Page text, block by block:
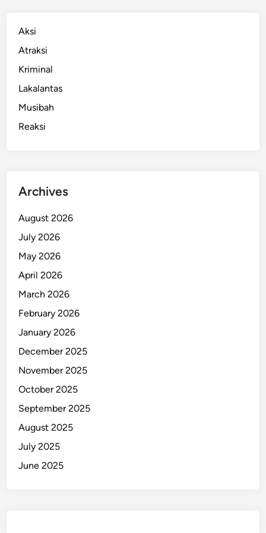
Aksi
Atraksi
Kriminal
Lakalantas
Musibah
Reaksi
Archives
August 2026
July 2026
May 2026
April 2026
March 2026
February 2026
January 2026
December 2025
November 2025
October 2025
September 2025
August 2025
July 2025
June 2025